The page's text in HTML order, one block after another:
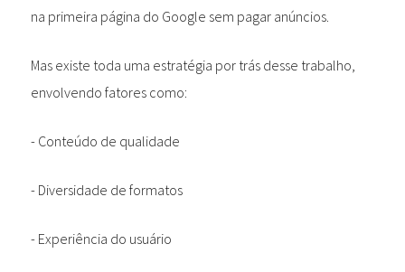
na primeira página do Google sem pagar anúncios.
Mas existe toda uma estratégia por trás desse trabalho,
envolvendo fatores como:
- Conteúdo de qualidade
- Diversidade de formatos
- Experiência do usuário